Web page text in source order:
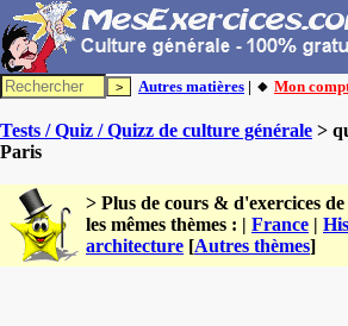
Autres matières | 🔸 Mon
Tests / Quiz / Quizz de culture générale >
Paris
> Plus de cours & d'exercices
les mêmes thèmes : | France |
architecture [Autres thèmes]